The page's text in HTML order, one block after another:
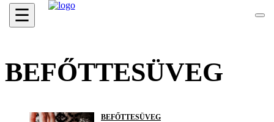
☰
BEFŐTTESÜVEG
BEFŐTTESÜVEG